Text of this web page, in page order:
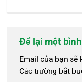
Để lại một
Email của bạn sẽ
Các trường bắt